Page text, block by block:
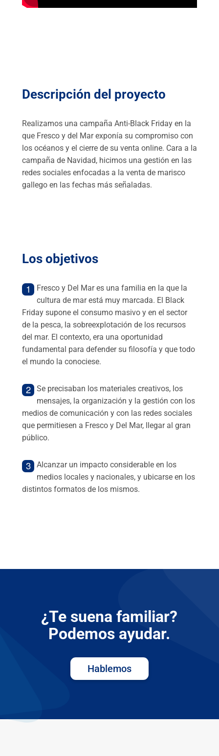
Descripción del proyecto
Realizamos una campaña Anti-Black Friday en la
que Fresco y del Mar exponía su compromiso con
los océanos y el cierre de su venta online. Cara a la
campaña de Navidad, hicimos una gestión en las
redes sociales enfocadas a la venta de marisco
gallego en las fechas más señaladas.
Los objetivos
Fresco y Del Mar es una familia en la que la
cultura de mar está muy marcada. El Black
Friday supone el consumo masivo y en el sector
de la pesca, la sobreexplotación de los recursos
del mar. El contexto, era una oportunidad
fundamental para defender su filosofía y que todo
el mundo la conociese.
Se precisaban los materiales creativos, los
mensajes, la organización y la gestión con los
medios de comunicación y con las redes sociales
que permitiesen a Fresco y Del Mar, llegar al gran
público.
Alcanzar un impacto considerable en los
medios locales y nacionales, y ubicarse en los
distintos formatos de los mismos.
¿Te suena familiar?
Podemos ayudar.
Hablemos